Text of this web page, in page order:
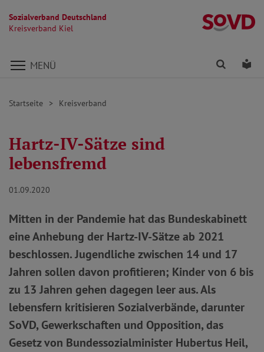
Sozialverband Deutschland
Kreisverband Kiel
Direkt zu den Inhalten springen
MENÜ Finden
Startseite Kreisverband
Hartz-IV-Sätze sind
lebensfremd
01.09.2020
Mitten in der Pandemie hat das Bundeskabinett
eine Anhebung der Hartz-IV-Sätze ab 2021
beschlossen. Jugendliche zwischen 14 und 17
Jahren sollen davon profitieren; Kinder von 6 bis
zu 13 Jahren gehen dagegen leer aus. Als
lebensfern kritisieren Sozialverbände, darunter
SoVD, Gewerkschaften und Opposition, das
Gesetz von Bundessozialminister Hubertus Heil,